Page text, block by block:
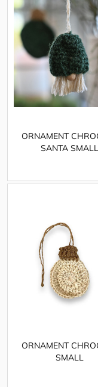
ORNAMENT
SANTA SMALL
ORNAMENT
SMALL